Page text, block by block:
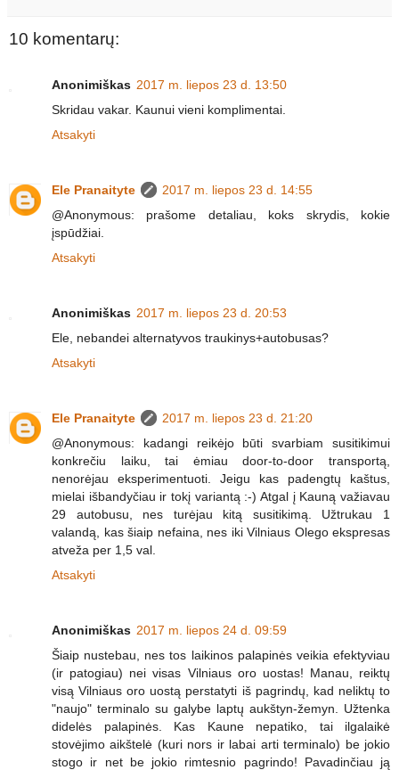
10 komentarų:
Anonimiškas 2017 m. liepos 23 d. 13:50
Skridau vakar. Kaunui vieni komplimentai.
Atsakyti
Ele Pranaityte
2017 m. liepos 23 d. 14:55
@Anonymous: prašome detaliau, koks skrydis, kokie
įspūdžiai.
Atsakyti
Anonimiškas 2017 m. liepos 23 d. 20:53
Ele, nebandei alternatyvos traukinys+autobusas?
Atsakyti
Ele Pranaityte
2017 m. liepos 23 d. 21:20
@Anonymous: kadangi reikėjo būti svarbiam susitikimui
konkrečiu laiku, tai ėmiau door-to-door transportą,
nenorėjau eksperimentuoti. Jeigu kas padengtų kaštus,
mielai išbandyčiau ir tokį variantą :-) Atgal į Kauną važiavau
29 autobusu, nes turėjau kitą susitikimą. Užtrukau 1
valandą, kas šiaip nefaina, nes iki Vilniaus Olego ekspresas
atveža per 1,5 val.
Atsakyti
Anonimiškas 2017 m. liepos 24 d. 09:59
Šiaip nustebau, nes tos laikinos palapinės veikia efektyviau
(ir patogiau) nei visas Vilniaus oro uostas! Manau, reiktų
visą Vilniaus oro uostą perstatyti iš pagrindų, kad neliktų to
"naujo" terminalo su galybe laptų aukštyn-žemyn. Užtenka
didelės palapinės. Kas Kaune nepatiko, tai ilgalaikė
stovėjimo aikštelė (kuri nors ir labai arti terminalo) be jokio
stogo ir net be jokio rimtesnio pagrindo! Pavadinčiau ją